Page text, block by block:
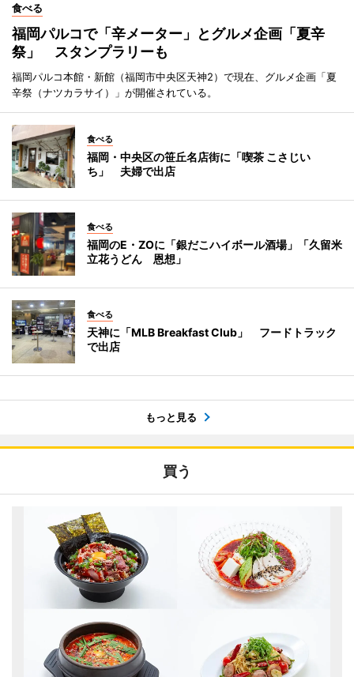
食べる
福岡パルコで「辛メーター」とグルメ企画「夏辛
祭」 スタンプラリーも
福岡パルコ本館・新館（福岡市中央区天神2）で現在、グルメ企画「夏
辛祭（ナツカラサイ）」が開催されている。
食べる
福岡・中央区の笹丘名店街に「喫茶 こさじい
ち」 夫婦で出店
食べる
福岡のE・ZOに「銀だこハイボール酒場」「久留米
立花うどん 恩想」
食べる
天神に「MLB Breakfast Club」 フードトラック
で出店
もっと見る
買う